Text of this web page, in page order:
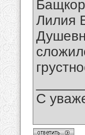
Лилия
С